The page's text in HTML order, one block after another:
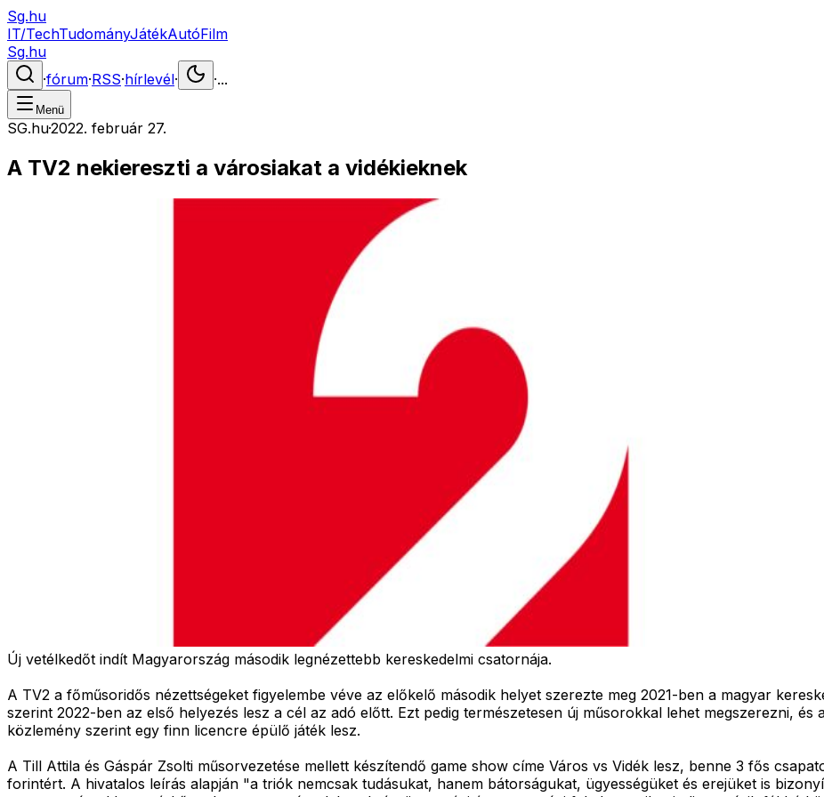
Sg.hu
IT/TechTudományJátékAutóFilm
Sg.hu
·fórum·RSS·hírlevél· ·...
Menü
SG.hu·2022. február 27.
A TV2 nekiereszti a városiakat a vidékieknek
Új vetélkedőt indít Magyarország második legnézettebb kereskedelmi csatornája.
A TV2 a főműsoridős nézettségeket figyelembe véve az előkelő második helyet szerezte meg 2021-ben a magyar
szerint 2022-ben az első helyezés lesz a cél az adó előtt. Ezt pedig természetesen új műsorokkal lehet megszerezni, és
közlemény szerint egy finn licencre épülő játék lesz.
A Till Attila és Gáspár Zsolti műsorvezetése mellett készítendő game show címe Város vs Vidék lesz, benne 3 fős
forintért. A hivatalos leírás alapján "a triók nemcsak tudásukat, hanem bátorságukat, ügyességüket és erejüket is